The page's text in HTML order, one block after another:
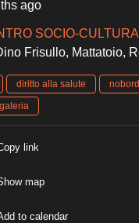
ago
SOCIO-
Frisullo, Mattatoio,
diritto alla salute
link
map
to calendar